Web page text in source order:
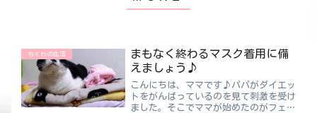
ちくわの生活
まもなく終わるマスク着用に備
えましょう♪
こんにちは、ママです♪パパがダイエッ
トをがんばっているのを見て刺激を受け
ました。そこでママが始めたのがフェイ